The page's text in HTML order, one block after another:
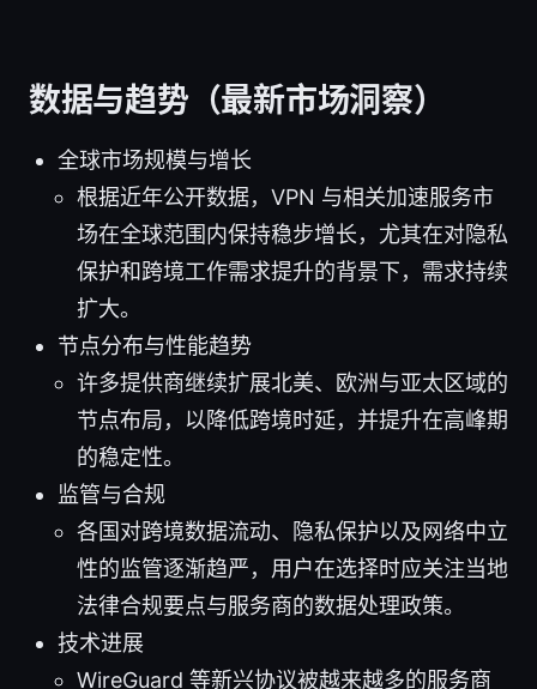
数据与趋势（最新市场洞察）
全球市场规模与增长
根据近年公开数据，VPN 与相关加速服务市
场在全球范围内保持稳步增长，尤其在对隐私
保护和跨境工作需求提升的背景下，需求持续
扩大。
节点分布与性能趋势
许多提供商继续扩展北美、欧洲与亚太区域的
节点布局，以降低跨境时延，并提升在高峰期
的稳定性。
监管与合规
各国对跨境数据流动、隐私保护以及网络中立
性的监管逐渐趋严，用户在选择时应关注当地
法律合规要点与服务商的数据处理政策。
技术进展
WireGuard 等新兴协议被越来越多的服务商